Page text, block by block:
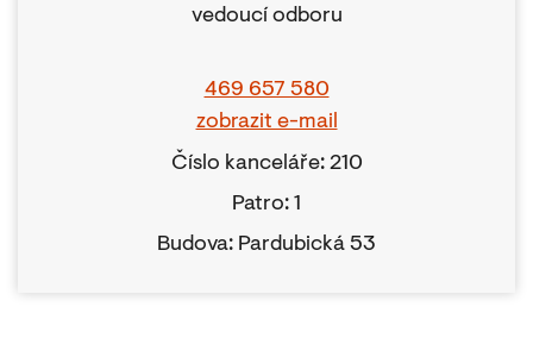
vedoucí odboru
469 657 580
zobrazit e-mail
Číslo kanceláře: 210
Patro: 1
Budova: Pardubická 53